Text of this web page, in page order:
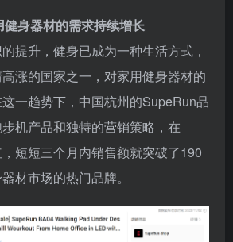
身器材的需求持续增长
提升，健身已成为一种生活方式，
涨的国家之一，对家用健身器材的
一趋势下，中国杭州的SupeRun品
机产品和独特的营销策略，在
短短三个月内销售额就突破了190
材市场的热门品牌。